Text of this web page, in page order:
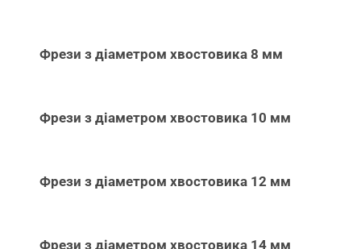
Фрези з діаметром хвостовика 8 мм
Фрези з діаметром хвостовика 10 мм
Фрези з діаметром хвостовика 12 мм
Фрези з діаметром хвостовика 14 мм